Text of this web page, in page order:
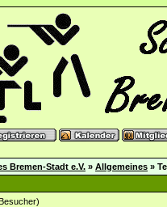
Bremen-Stadt e.V. » Allgemeines »